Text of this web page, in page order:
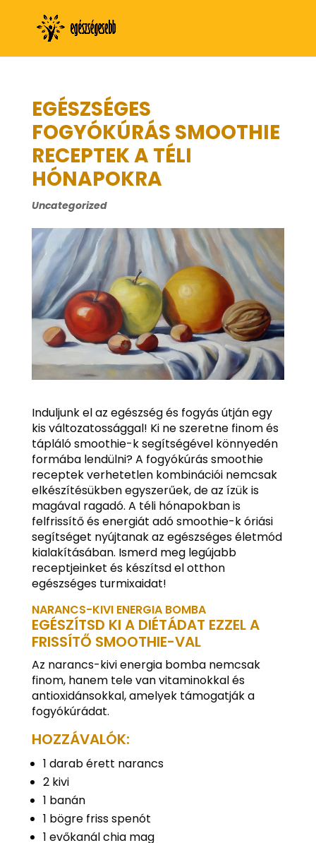
EGÉSZSÉGES
FOGYÓKÚRÁS SMOOTHIE
RECEPTEK A TÉLI
HÓNAPOKRA
Uncategorized
Induljunk el az egészség és fogyás útján egy
kis változatossággal! Ki ne szeretne finom és
tápláló smoothie-k segítségével könnyedén
formába lendülni? A fogyókúrás smoothie
receptek verhetetlen kombinációi nemcsak
elkészítésükben egyszerűek, de az ízük is
magával ragadó. A téli hónapokban is
felfrissítő és energiát adó smoothie-k óriási
segítséget nyújtanak az egészséges életmód
kialakításában. Ismerd meg legújabb
receptjeinket és készítsd el otthon
egészséges turmixaidat!
NARANCS-KIVI ENERGIA BOMBA
EGÉSZÍTSD KI A DIÉTÁDAT EZZEL A
FRISSÍTŐ SMOOTHIE-VAL
Az narancs-kivi energia bomba nemcsak
finom, hanem tele van vitaminokkal és
antioxidánsokkal, amelyek támogatják a
fogyókúrádat.
HOZZÁVALÓK:
1 darab érett narancs
2 kivi
1 banán
1 bögre friss spenót
1 evőkanál chia mag